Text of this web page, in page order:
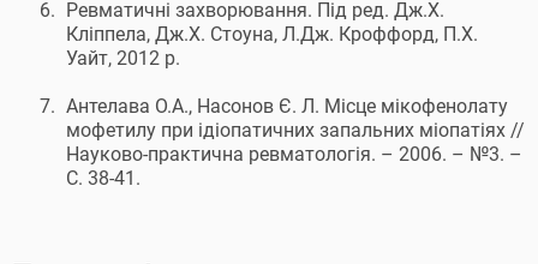
Ревматичні захворювання. Під ред. Дж.Х.
Кліппела, Дж.Х. Стоуна, Л.Дж. Кроффорд, П.Х.
Уайт, 2012 р.
Антелава О.А., Насонов Є. Л. Місце мікофенолату
мофетилу при ідіопатичних запальних міопатіях //
Науково-практична ревматологія. – 2006. – №3. –
С. 38-41.